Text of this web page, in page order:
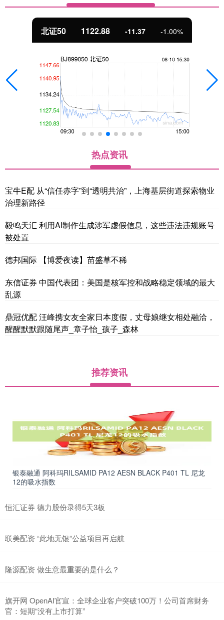
北证50 1122.88 -11.37 -1.00%
热点资讯
宝牛E配 从“信任赤字”到“透明共治”，上海基层街道探索物业
治理新路径
毅鸣天汇 利用AI制作生成涉军虚假信息，这些违法违规账号
被处置
德邦国际 【博爱夜读】苗盛草不稀
东信证券 中国代表团：美国是核军控和战略稳定领域的最大
乱源
鼎冠优配 汪峰携女友全家日本度假，丈母娘继女相处融洽，
醒醒默默跟随尾声_章子怡_孩子_森林
推荐资讯
银泰融通 阿科玛RILSAMID PA12 AESN BLACK P401 TL 尼龙
12的吸水指数
恒汇证券 德力股份录得5天3板
联美配资 “此地无银”公益项目再启航
隆源配资 做生意最重要的是什么？
旗开网 OpenAI官宣：全球企业客户突破100万！公司首席财务
官：短期“没有上市打算”